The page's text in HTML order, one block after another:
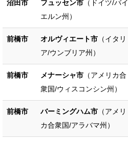
沼田市 フュッセン市 （ドイツ/バイ
エルン州）
前橋市 オルヴィエート市 （イタリ
ア/ウンブリア州）
前橋市 メナーシャ市 （アメリカ合
衆国/ウィスコンシン州）
前橋市 バーミングハム市 （アメリ
カ合衆国/アラバマ州）